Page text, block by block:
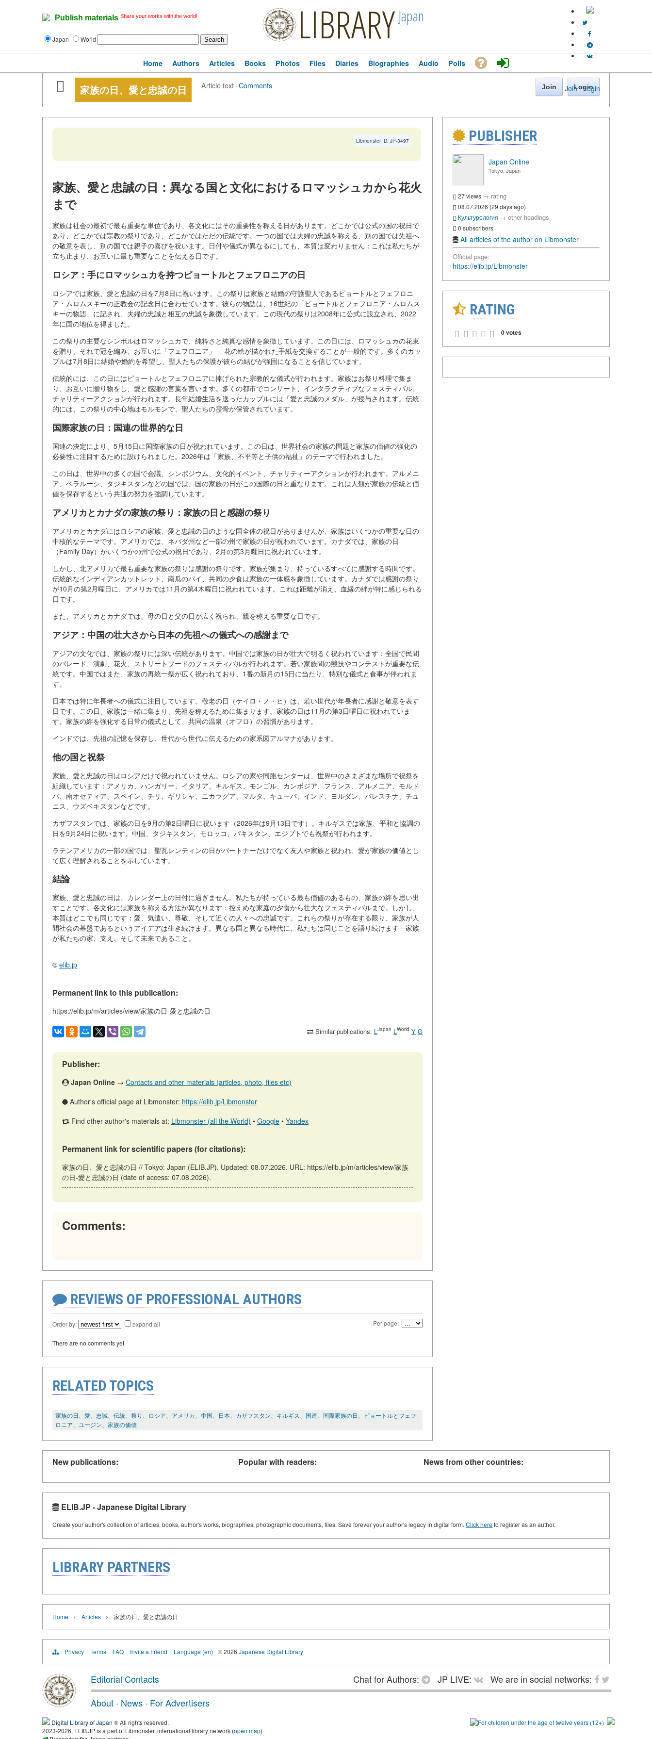
Publish materials Share your works with the world!
Japan World LIBRARY Japan
Join · Login
Home Authors Articles Books Photos Files Diaries Biographies Audio Polls
家族の日、愛と忠誠の日 Article text·Comments Join Login
Libmonster ID: JP-3497
家族、愛と忠誠の日：異なる国と文化におけるロマッシュカから花火
まで
家族は社会の最初で最も重要な単位であり、各文化にはその重要性を称える日があります。どこかでは公式の国の祝日で
あり、どこかでは宗教の祭りであり、どこかではただの伝統です。一つの国では夫婦の忠誠を称える、別の国では先祖へ
の敬意を表し、別の国では親子の喜びを祝います。日付や儀式が異なるにしても、本質は変わりません：これは私たちが
立ち止まり、お互いに最も重要なことを伝える日です。
ロシア：手にロマッシュカを持つピョートルとフェフロニアの日
ロシアでは家族、愛と忠誠の日を7月8日に祝います。この祭りは家族と結婚の守護聖人であるピョートルとフェフロニ
ア・ムロムスキーの正教会の記念日に合わせています。彼らの物語は、16世紀の「ピョートルとフェフロニア・ムロムス
キーの物語」に記され、夫婦の忠誠と相互の忠誠を象徴しています。この現代の祭りは2008年に公式に設立され、2022
年に国の地位を得ました。
この祭りの主要なシンボルはロマッシュカで、純粋さと純真な感情を象徴しています。この日には、ロマッシュカの花束
を贈り、それで冠を編み、お互いに「フェフロニア」— 花の絵が描かれた手紙を交換することが一般的です。多くのカッ
プルは7月8日に結婚や婚約を希望し、聖人たちの保護が彼らの結びが強固になることを信じています。
伝統的には、この日にはピョートルとフェフロニアに捧げられた宗教的な儀式が行われます。家族はお祭り料理で集ま
り、お互いに贈り物をし、愛と感謝の言葉を言います。多くの都市でコンサート、インタラクティブなフェスティバル、
チャリティーアクションが行われます。長年結婚生活を送ったカップルには「愛と忠誠のメダル」が授与されます。伝統
的には、この祭りの中心地はモルモンで、聖人たちの霊骨が保管されています。
国際家族の日：国連の世界的な日
国連の決定により、5月15日に国際家族の日が祝われています。この日は、世界社会の家族の問題と家族の価値の強化の
必要性に注目するために設けられました。2026年は「家族、不平等と子供の福祉」のテーマで行われました。
この日は、世界中の多くの国で会議、シンポジウム、文化的イベント、チャリティーアクションが行われます。アルメニ
ア、ベラルーシ、タジキスタンなどの国では、国の家族の日がこの国際の日と重なります。これは人類が家族の伝統と価
値を保存するという共通の努力を強調しています。
アメリカとカナダの家族の祭り：家族の日と感謝の祭り
アメリカとカナダにはロシアの家族、愛と忠誠の日のような国全体の祝日がありませんが、家族はいくつかの重要な日の
中核的なテーマです。アメリカでは、ネバダ州など一部の州で家族の日が祝われています。カナダでは、家族の日
（Family Day）がいくつかの州で公式の祝日であり、2月の第3月曜日に祝われています。
しかし、北アメリカで最も重要な家族の祭りは感謝の祭りです。家族が集まり、持っているすべてに感謝する時間です。
伝統的なインディアンカットレット、南瓜のパイ、共同の夕食は家族の一体感を象徴しています。カナダでは感謝の祭り
が10月の第2月曜日に、アメリカでは11月の第4木曜日に祝われています。これは距離が消え、血縁の絆が特に感じられる
日です。
また、アメリカとカナダでは、母の日と父の日が広く祝られ、親を称える重要な日です。
アジア：中国の壮大さから日本の先祖への儀式への感謝まで
アジアの文化では、家族の祭りには深い伝統があります。中国では家族の日が壮大で明るく祝われています：全国で民間
のパレード、演劇、花火、ストリートフードのフェスティバルが行われます。若い家族間の競技やコンテストが重要な伝
統です。中国ではまた、家族の再統一祭が広く祝われており、1番の新月の15日に当たり、特別な儀式と食事が伴われま
す。
日本では特に年長者への儀式に注目しています。敬老の日（ケイロ・ノ・ヒ）は、若い世代が年長者に感謝と敬意を表す
日です。この日、家族は一緒に集まり、先祖を称えるために集まります。家族の日は11月の第3日曜日に祝われていま
す。家族の絆を強化する日常の儀式として、共同の温泉（オフロ）の習慣があります。
インドでは、先祖の記憶を保存し、世代から世代に伝えるための家系図アルマナがあります。
他の国と祝祭
家族、愛と忠誠の日はロシアだけで祝われていません。ロシアの家や同胞センターは、世界中のさまざまな場所で祝祭を
組織しています：アメリカ、ハンガリー、イタリア、キルギス、モンゴル、カンボジア、フランス、アルメニア、モルド
バ、南オセティア、スペイン、チリ、ギリシャ、ニカラグア、マルタ、キューバ、インド、ヨルダン、パレスチナ、チュ
ニス、ウズベキスタンなどです。
カザフスタンでは、家族の日を9月の第2日曜日に祝います（2026年は9月13日です）。キルギスでは家族、平和と協調の
日を9月24日に祝います。中国、タジキスタン、モロッコ、パキスタン、エジプトでも祝祭が行われます。
ラテンアメリカの一部の国では、聖瓦レンティンの日がパートナーだけでなく友人や家族と祝われ、愛が家族の価値とし
て広く理解されることを示しています。
結論
家族、愛と忠誠の日は、カレンダー上の日付に過ぎません。私たちが持っている最も価値のあるもの、家族の絆を思い出
すことです。各文化には家族を称える方法が異なります：控えめな家庭の夕食から壮大なフェスティバルまで。しかし、
本質はどこでも同じです：愛、気遣い、尊敬、そして近くの人々への忠誠です。これらの祭りが存在する限り、家族が人
間社会の基盤であるというアイデアは生き続けます。異なる国と異なる時代に、私たちは同じことを語り続けます—家族
が私たちの家、支え、そして未来であること。
© elib.jp
Permanent link to this publication:
https://elib.jp/m/articles/view/家族の日-愛と忠誠の日
Similar publications: L Japan L World Y G
Publisher:
Japan Online → Contacts and other materials (articles, photo, files etc)
Author's official page at Libmonster: https://elib.jp/Libmonster
Find other author's materials at: Libmonster (all the World) • Google • Yandex
Permanent link for scientific papers (for citations):
家族の日、愛と忠誠の日 // Tokyo: Japan (ELIB.JP). Updated: 08.07.2026. URL: https://elib.jp/m/articles/view/家族
の日-愛と忠誠の日 (date of access: 07.08.2026).
Comments:
REVIEWS OF PROFESSIONAL AUTHORS
Order by: expand all Per page:
There are no comments yet
RELATED TOPICS
家族の日、愛、忠誠、伝統、祭り、ロシア、アメリカ、中国、日本、カザフスタン、キルギス、国連、国際家族の日、ピョートルとフェフ
ロニア、ユージン、家族の価値
PUBLISHER
Japan Online
Tokyo, Japan
27 views → rating
08.07.2026 (29 days ago)
Культурология → other headings
0 subscribers
All articles of the author on Libmonster
Official page:
https://elib.jp/Libmonster
RATING
0 votes
New publications: Popular with readers: News from other countries:
ELIB.JP - Japanese Digital Library
Create your author's collection of articles, books, author's works, biographies, photographic documents, files. Save forever your author's legacy in digital form. Click hereto register as an author.
LIBRARY PARTNERS
Home › Articles › 家族の日、愛と忠誠の日
Privacy Terms FAQ Invite a Friend Language (en) © 2026 Japanese Digital Library
Editorial Contacts Chat for Authors: JP LIVE:
We are in social networks:
About · News · For Advertisers
Digital Library of Japan ® All rights reserved.
2023-2026, ELIB.JP is a part of Libmonster, international library network (open map)